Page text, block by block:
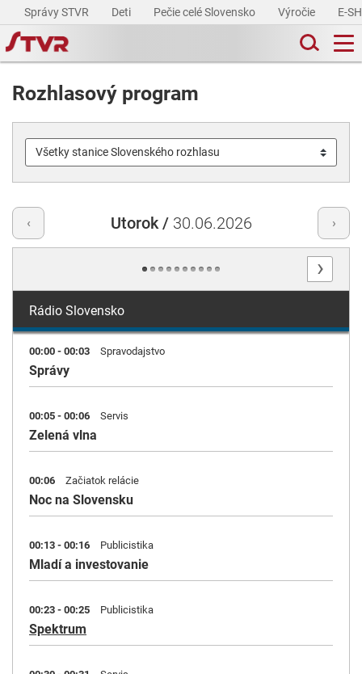
Správy STVR Deti Pečie celé Slovensko Výročie E-
Rozhlasový program
‹ Utorok / 30.06.2026 ›
›
Rádio Slovensko
00:00 - 00:03 Spravodajstvo
Správy
00:05 - 00:06 Servis
Zelená vlna
00:06 Začiatok relácie
Noc na Slovensku
00:13 - 00:16 Publicistika
Mladí a investovanie
00:23 - 00:25 Publicistika
Spektrum